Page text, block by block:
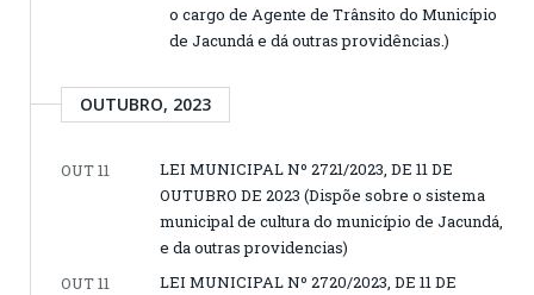
o cargo de Agente de Trânsito do Município
de Jacundá e dá outras providências.)
OUTUBRO, 2023
OUT 11
LEI MUNICIPAL Nº 2721/2023, DE 11 DE
OUTUBRO DE 2023 (Dispõe sobre o sistema
municipal de cultura do município de Jacundá,
e da outras providencias)
OUT 11
LEI MUNICIPAL Nº 2720/2023, DE 11 DE